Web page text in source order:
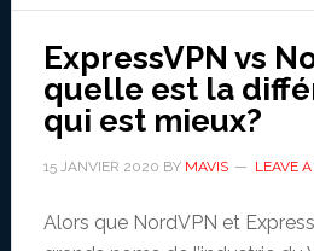
et
compatible
avec
ExpressVPN vs
quelle est la
qui est mieux?
15 JANVIER 2020 BY MAVIS LEAVE
Alors que NordVPN et